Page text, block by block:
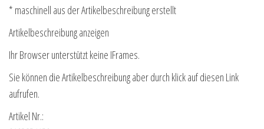
* maschinell aus der Artikelbeschreibung erstellt
Artikelbeschreibung anzeigen
Ihr Browser unterstützt keine IFrames.
Sie können die Artikelbeschreibung aber durch klick auf diesen Link
aufrufen.
Artikel Nr.: